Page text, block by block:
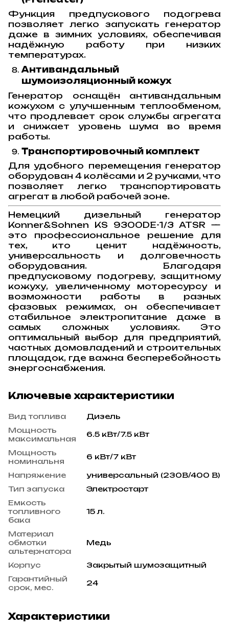
Функция предпускового подогрева
позволяет легко запускать генератор
даже в зимних условиях, обеспечивая
надёжную работу при низких
температурах.
Антивандальный
шумоизоляционный кожух
Генератор оснащён антивандальным
кожухом с улучшенным теплообменом,
что продлевает срок службы агрегата
и снижает уровень шума во время
работы.
Транспортировочный комплект
Для удобного перемещения генератор
оборудован 4 колёсами и 2 ручками, что
позволяет легко транспортировать
агрегат в любой рабочей зоне.
Немецкий дизельный генератор
Konner&Sohnen KS 9300DE-1/3 ATSR —
это профессиональное решение для
тех, кто ценит надёжность,
универсальность и долговечность
оборудования. Благодаря
предпусковому подогреву, защитному
кожуху, увеличенному моторесурсу и
возможности работы в разных
фазовых режимах, он обеспечивает
стабильное электропитание даже в
самых сложных условиях. Это
оптимальный выбор для предприятий,
частных домовладений и строительных
площадок, где важна бесперебойность
энергоснабжения.
Ключевые характеристики
Вид топлива
Дизель
Мощность
максимальная
6.5 кВт/7.5 кВт
Мощность
номинальня
6 кВт/7 кВт
Напряжение
универсальный (230В/400 В)
Тип запуска
Электростарт
Емкость
топливного
бака
15 л.
Материал
обмотки
альтернатора
Медь
Корпус
Закрытый шумозащитный
Гарантийный
срок, мес.
24
Характеристики